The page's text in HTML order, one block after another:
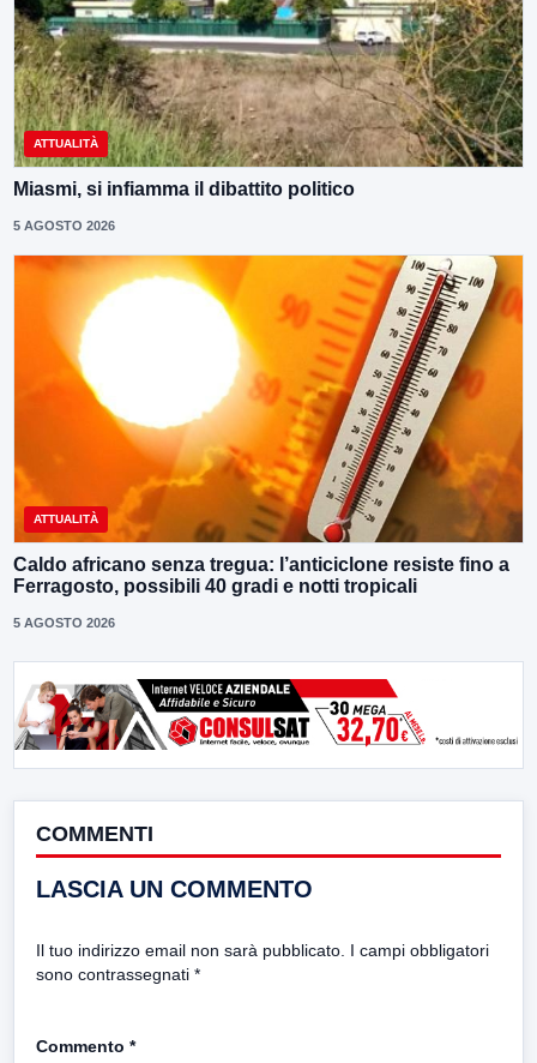
ATTUALITÀ
Miasmi, si infiamma il dibattito politico
5 AGOSTO 2026
ATTUALITÀ
Caldo africano senza tregua: l’anticiclone resiste fino a
Ferragosto, possibili 40 gradi e notti tropicali
5 AGOSTO 2026
COMMENTI
LASCIA UN COMMENTO
Il tuo indirizzo email non sarà pubblicato. I campi obbligatori
sono contrassegnati *
Commento *